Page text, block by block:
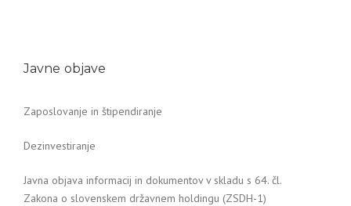
Javne objave
Zaposlovanje in štipendiranje
Dezinvestiranje
Javna objava informacij in dokumentov v skladu s 64. čl.
Zakona o slovenskem državnem holdingu (ZSDH-1)